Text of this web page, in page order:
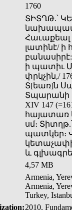
1760
ՏԻՏՂԹ.՝
Հաւաքեալ
լատինէ/ ի
ի պատիւ
փրկչին,/
Տ[եառ]ն
Տպարանի
XIV 147
հայատառ
սմ։
պատկեր։
և
4,57 MB
Armenia,
Armenia,
Turkey,
2010,